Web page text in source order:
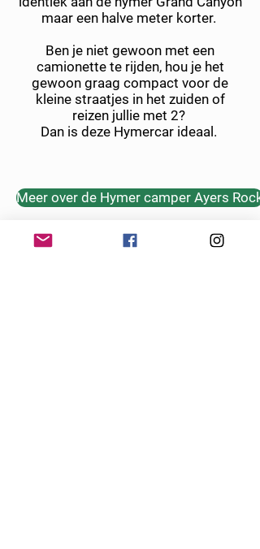
maar een halve meter korter.
Ben je niet gewoon met een
camionette te rijden, hou je het
gewoon graag compact voor de
kleine straatjes in het zuiden of
reizen jullie met 2?
Dan is deze Hymercar ideaal.
Meer over de Hymer camper Ayers Rock